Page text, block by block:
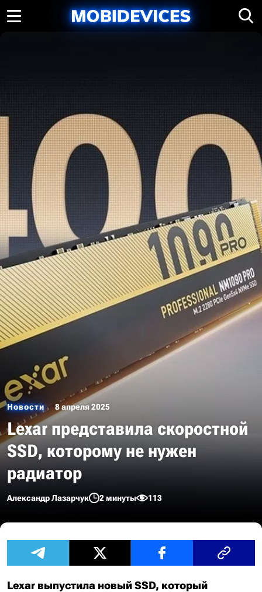
Новости 8 апреля 2025
Lexar представила скоростной
SSD, которому не нужен
радиатор
Александр Лазарчук 2 минуты 113
Lexar выпустила новый SSD, который